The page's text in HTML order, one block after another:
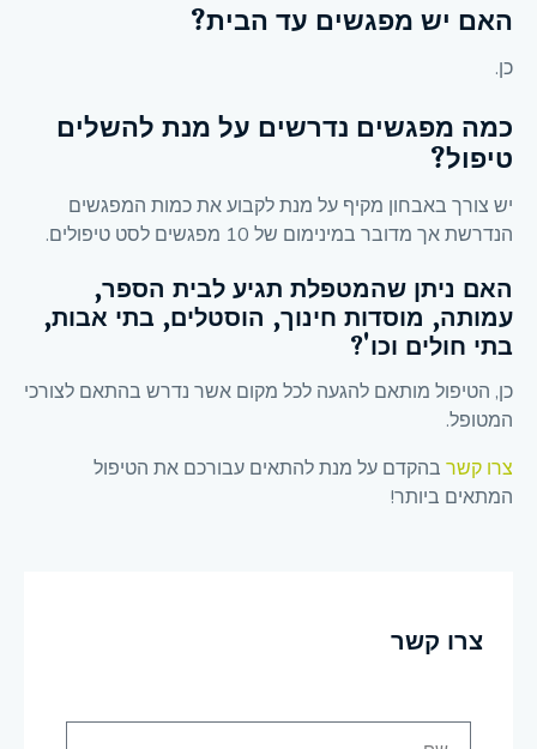
האם יש מפגשים עד הבית?
כן.
כמה מפגשים נדרשים על מנת להשלים
טיפול?
יש צורך באבחון מקיף על מנת לקבוע את כמות המפגשים
הנדרשת אך מדובר במינימום של 10 מפגשים לסט טיפולים.
האם ניתן שהמטפלת תגיע לבית הספר,
עמותה, מוסדות חינוך, הוסטלים, בתי אבות,
בתי חולים וכו'?
כן, הטיפול מותאם להגעה לכל מקום אשר נדרש בהתאם לצורכי
המטופל.
צרו קשר בהקדם על מנת להתאים עבורכם את הטיפול
המתאים ביותר!
צרו קשר